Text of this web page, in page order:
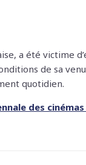
a été victime
de sa
quotidien.
des